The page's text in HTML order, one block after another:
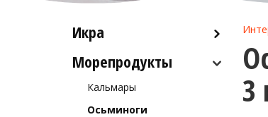
Икра
Красная икра
Морепродукты
Кальмары
Осьминоги
3